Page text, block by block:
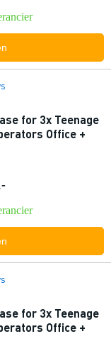
for 3x Teenage
Office +
for 3x Teenage
Office +